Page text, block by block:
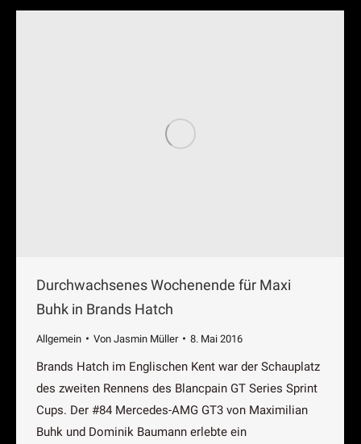
Durchwachsenes Wochenende für Maxi
Buhk in Brands Hatch
Allgemein Von Jasmin Müller 8. Mai 2016
Brands Hatch im Englischen Kent war der Schauplatz
des zweiten Rennens des Blancpain GT Series Sprint
Cups. Der #84 Mercedes-AMG GT3 von Maximilian
Buhk und Dominik Baumann erlebte ein